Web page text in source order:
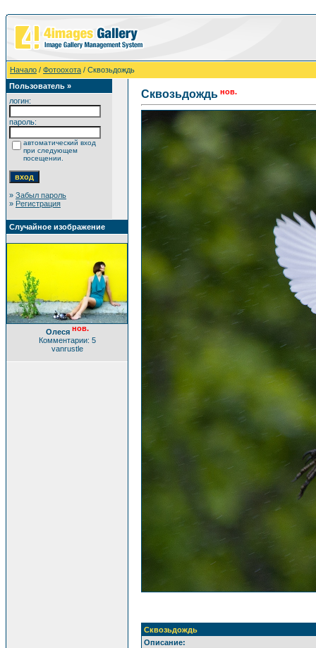
Начало / Фотоохота / Сквозьдождь
Пользователь »
логин:
пароль:
автоматический вход
при следующем
посещении.
» Забыл пароль
» Регистрация
Случайное изображение
Олеся нов.
Комментарии: 5
vanrustle
Сквозьдождь нов.
Сквозьдождь
Описание: